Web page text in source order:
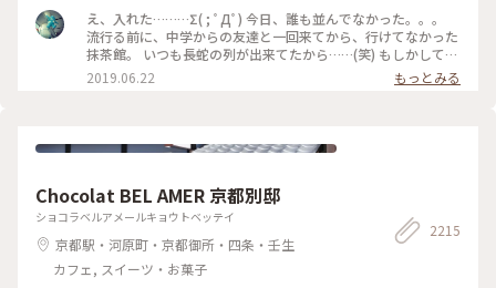
え、入れた………Σ( ; ﾟДﾟ) 今日、誰も並んでなかった。。。
流行る前に、中学からの友達と一回来てから、行けてなかった
抹茶館。 いつも長蛇の列が出来てたから……(笑) もしかして、
別の所に新しい店舗が出来たのかな？ ……と、思ってたのです
が、店の外に出たら列が出来てましたΣ( ; ﾟДﾟ)運が良かっ
るのかな……？？ほうじ茶だけだと、あんな粉っぽくないと思
2019.06.22 もっとみる
Chocolat BEL AMER 京都別邸
ショコラベルアメールキョウトベッテイ
京都駅・河原町・京都御所・四条・壬生
カフェ, スイーツ・お菓子
2215